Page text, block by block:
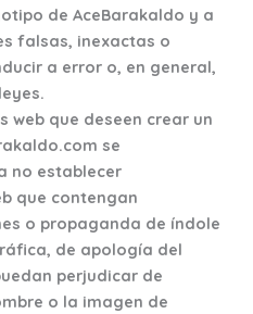
de AceBarakaldo y a
falsas, inexactas o
a error o, en general,
que deseen crear un
se
no establecer
que contengan
o propaganda de índole
de apología del
perjudicar de
o la imagen de